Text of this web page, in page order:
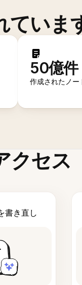
ていま
50億件
作成されたノー
クセス
書き直し